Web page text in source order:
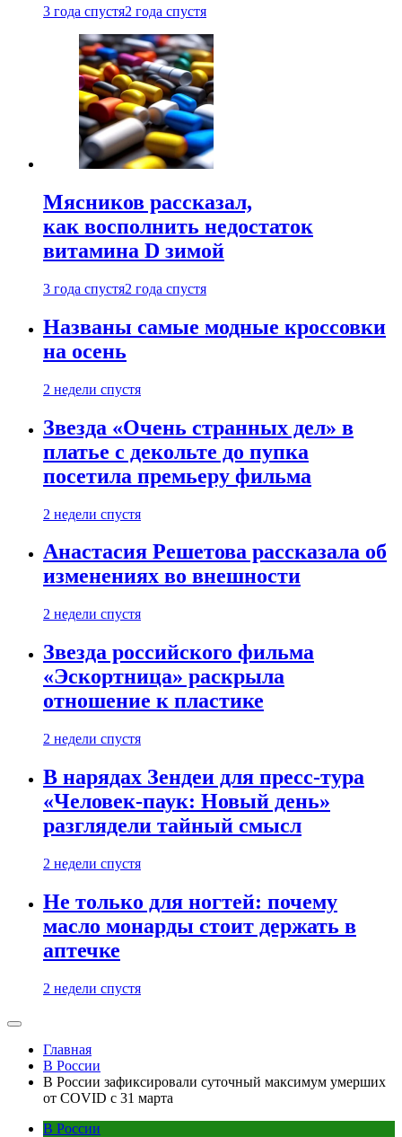
3 года спустя2 года спустя
Мясников рассказал,
как восполнить недостаток
витамина D зимой
3 года спустя2 года спустя
Названы самые модные кроссовки
на осень
2 недели спустя
Звезда «Очень странных дел» в
платье с декольте до пупка
посетила премьеру фильма
2 недели спустя
Анастасия Решетова рассказала об
изменениях во внешности
2 недели спустя
Звезда российского фильма
«Эскортница» раскрыла
отношение к пластике
2 недели спустя
В нарядах Зендеи для пресс-тура
«Человек-паук: Новый день»
разглядели тайный смысл
2 недели спустя
Не только для ногтей: почему
масло монарды стоит держать в
аптечке
2 недели спустя
Главная
В России
В России зафиксировали суточный максимум умерших
от COVID с 31 марта
В России